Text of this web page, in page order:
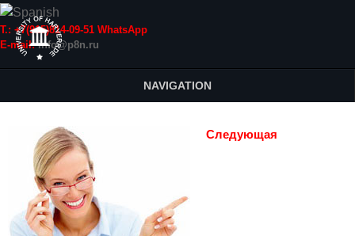
Т.: +7(915)814-09-51 WhatsApp
E-mail:info@p8n.ru
NAVIGATION
Следующая